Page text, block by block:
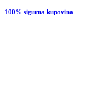
100% sigurna kupovina